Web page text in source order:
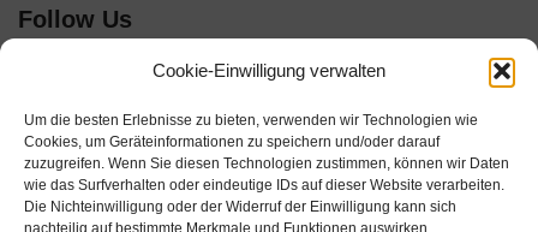
Cookie-Einwilligung verwalten
Um die besten Erlebnisse zu bieten, verwenden wir Technologien wie
Cookies, um Geräteinformationen zu speichern und/oder darauf
zuzugreifen. Wenn Sie diesen Technologien zustimmen, können wir Daten
wie das Surfverhalten oder eindeutige IDs auf dieser Website verarbeiten.
Die Nichteinwilligung oder der Widerruf der Einwilligung kann sich
nachteilig auf bestimmte Merkmale und Funktionen auswirken.
Follow Us